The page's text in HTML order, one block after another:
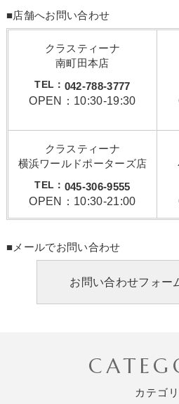
■店舗へお問い合わせ
クラスティーナ
南町田本店
TEL： 042-788-3777
OPEN：10:30-19:30
クラスティーナ
横浜ワールドポーターズ店
TEL： 045-306-9555
OPEN：10:30-21:00
■メールでお問い合わせ
お問い合わせフォー
カテゴリ